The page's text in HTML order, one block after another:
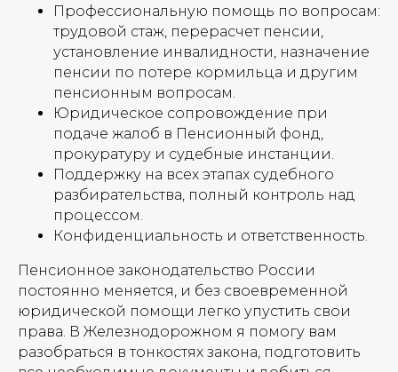
Профессиональную помощь по вопросам:
трудовой стаж, перерасчет пенсии,
установление инвалидности, назначение
пенсии по потере кормильца и другим
пенсионным вопросам.
Юридическое сопровождение при
подаче жалоб в Пенсионный фонд,
прокуратуру и судебные инстанции.
Поддержку на всех этапах судебного
разбирательства, полный контроль над
процессом.
Конфиденциальность и ответственность.
Пенсионное законодательство России
постоянно меняется, и без своевременной
юридической помощи легко упустить свои
права. В Железнодорожном я помогу вам
разобраться в тонкостях закона, подготовить